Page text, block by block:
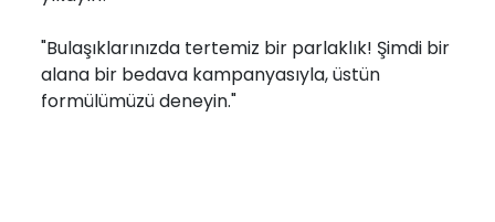
"Bulaşıklarınızda tertemiz bir parlaklık! Şimdi bir
alana bir bedava kampanyasıyla, üstün
formülümüzü deneyin."